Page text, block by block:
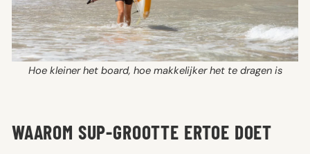
Hoe kleiner het board, hoe makkelijker het te dragen is
WAAROM SUP-GROOTTE ERTOE DOET